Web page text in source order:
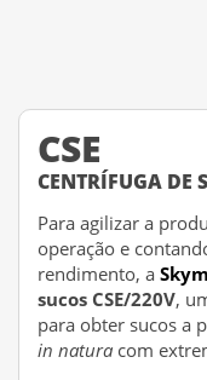
CSE
CENTRÍFUGA DE
Para agilizar a
operação e
rendimento, a
sucos CSE/220V,
para obter sucos a
in natura com